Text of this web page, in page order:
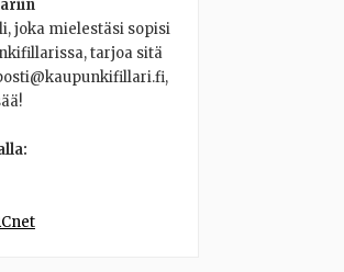
joka mielestäsi sopisi
tarjoa sitä